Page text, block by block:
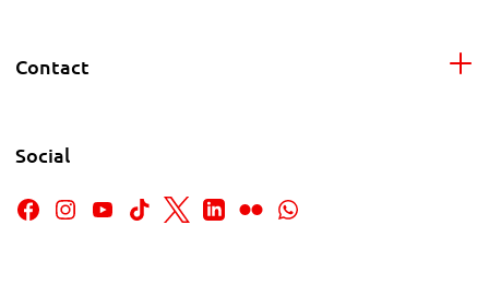
Contact
Social